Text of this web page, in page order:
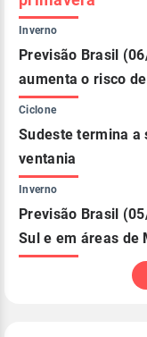
Inverno
Previsão Brasil
aumenta o risco
Ciclone
Sudeste termina a
ventania
Inverno
Previsão Brasil
Sul e em áreas de